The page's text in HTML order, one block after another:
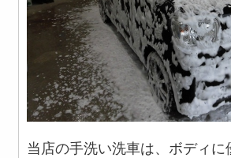
当店の手洗い洗車は、ボディに